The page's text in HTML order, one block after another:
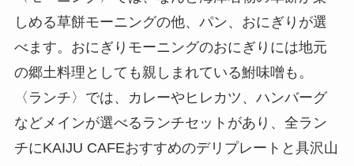
しめる草餅モーニングの他、パン、おにぎりが選
べます。おにぎりモーニングのおにぎりには地元
の郷土料理としても親しまれている鮒味噌も。
〈ランチ〉では、カレーやヒレカツ、ハンバーグ
などメインが選べるランチセットがあり、全ラン
チにKAIJU CAFEおすすめのデリプレートと具沢山